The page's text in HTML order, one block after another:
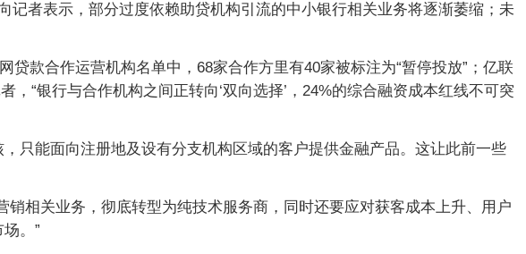
记者表示，部分过度依赖助贷机构引流的中小银行相关业务将逐渐萎缩；未
款合作运营机构名单中，68家合作方里有40家被标注为“暂停投放”；亿联
“银行与合作机构之间正转向‘双向选择’，24%的综合融资成本红线不可突
只能面向注册地及设有分支机构区域的客户提供金融产品。这让此前一些
相关业务，彻底转型为纯技术服务商，同时还要应对获客成本上升、用户
。”